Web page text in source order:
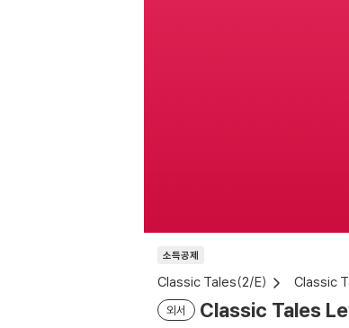
소득공제
Classic Tales(2/E) Classic
외서 Classic Tales